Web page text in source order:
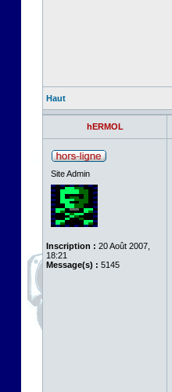
Haut
hERMOL
Site Admin
Inscription : 20 Août 2007,
18:21
Message(s) : 5145